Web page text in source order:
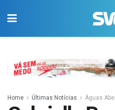
Home Últimas Notícias Águas